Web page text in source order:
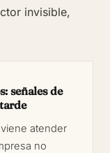
invisible,
señales de
atender
no